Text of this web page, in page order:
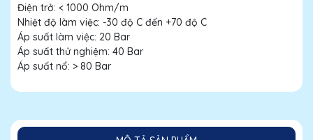
Điện trở: < 1000 Ohm/m
Nhiệt độ làm việc: -30 độ C đến +70 độ C
Áp suất làm việc: 20 Bar
Áp suất thử nghiệm: 40 Bar
Áp suất nổ: > 80 Bar